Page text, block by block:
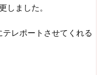
しました。
レポートさせてくれる